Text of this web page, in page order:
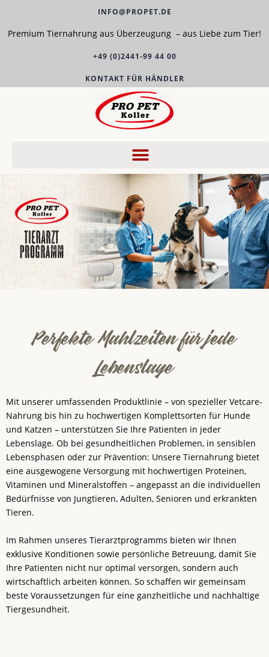
INFO@PROPET.DE
Premium Tiernahrung aus Überzeugung – aus Liebe zum Tier!
+49 (0)2441-99 44 00
KONTAKT FÜR HÄNDLER
Perfekte Mahlzeiten für jede
Lebenslage
Mit unserer umfassenden Produktlinie – von spezieller Vetcare-
Nahrung bis hin zu hochwertigen Komplettsorten für Hunde
und Katzen – unterstützen Sie Ihre Patienten in jeder
Lebenslage. Ob bei gesundheitlichen Problemen, in sensiblen
Lebensphasen oder zur Prävention: Unsere Tiernahrung bietet
eine ausgewogene Versorgung mit hochwertigen Proteinen,
Vitaminen und Mineralstoffen – angepasst an die individuellen
Bedürfnisse von Jungtieren, Adulten, Senioren und erkrankten
Tieren.
Im Rahmen unseres Tierarztprogramms bieten wir Ihnen
exklusive Konditionen sowie persönliche Betreuung, damit Sie
Ihre Patienten nicht nur optimal versorgen, sondern auch
wirtschaftlich arbeiten können. So schaffen wir gemeinsam
beste Voraussetzungen für eine ganzheitliche und nachhaltige
Tiergesundheit.